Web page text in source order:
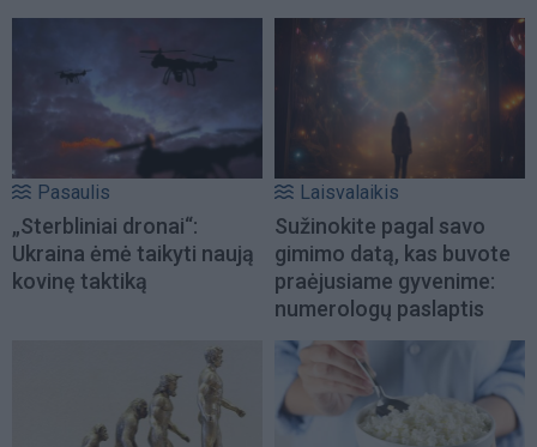
Pasaulis
„Sterbliniai dronai“:
Ukraina ėmė taikyti naują
kovinę taktiką
Laisvalaikis
Sužinokite pagal savo
gimimo datą, kas buvote
praėjusiame gyvenime:
numerologų paslaptis